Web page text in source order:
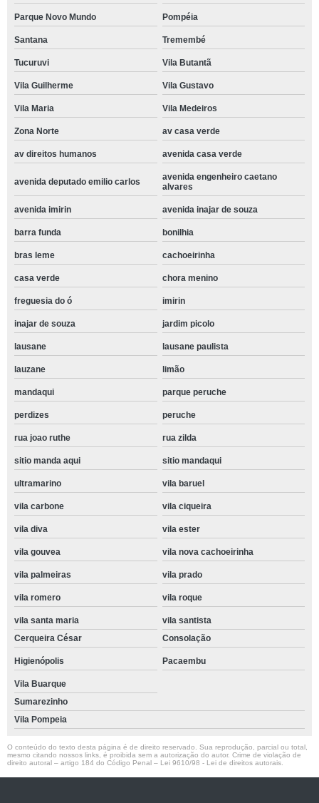
Parque Novo Mundo Pompéia
Santana Tremembé
Tucuruvi Vila Butantã
Vila Guilherme Vila Gustavo
Vila Maria Vila Medeiros
Zona Norte av casa verde
av direitos humanos avenida casa verde
avenida deputado emilio carlos
avenida engenheiro caetano
alvares
avenida imirin avenida inajar de souza
barra funda bonilhia
bras leme cachoeirinha
casa verde chora menino
freguesia do ó imirin
inajar de souza jardim picolo
lausane lausane paulista
lauzane limão
mandaqui parque peruche
perdizes peruche
rua joao ruthe rua zilda
sitio manda aqui sitio mandaqui
ultramarino vila baruel
vila carbone vila ciqueira
vila diva vila ester
vila gouvea vila nova cachoeirinha
vila palmeiras vila prado
vila romero vila roque
vila santa maria
vila santista
Cerqueira César
Consolação
Higienópolis Pacaembu
Vila Buarque
Sumarezinho
Vila Pompeia
O conteúdo do texto desta página é de direito reservado. Sua reprodução, parcial ou total,
mesmo citando nossos links, é proibida sem a autorização do autor. Crime de violação de
direito autoral – artigo 184 do Código Penal – Lei 9610/98 - Lei de direitos autorais